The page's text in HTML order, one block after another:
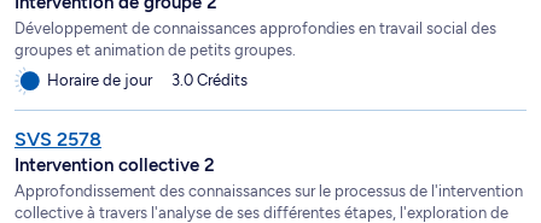
Développement de connaissances approfondies en travail social des
groupes et animation de petits groupes.
Horaire de jour
3.0 Crédits
SVS 2578
Intervention collective 2
Approfondissement des connaissances sur le processus de l'intervention
collective à travers l'analyse de ses différentes étapes, l'exploration de